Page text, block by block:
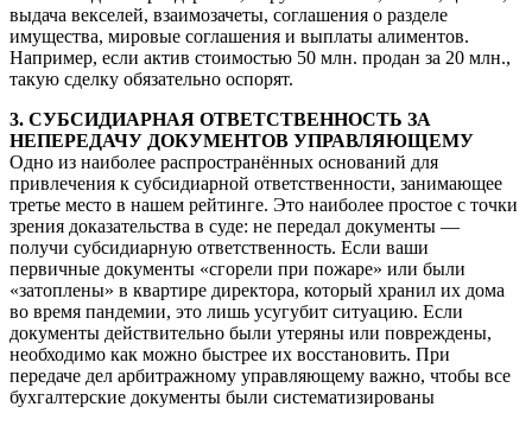
выдача векселей, взаимозачеты, соглашения о разделе
имущества, мировые соглашения и выплаты алиментов.
Например, если актив стоимостью 50 млн. продан за 20 млн.,
такую сделку обязательно оспорят.
3. СУБСИДИАРНАЯ ОТВЕТСТВЕННОСТЬ ЗА
НЕПЕРЕДАЧУ ДОКУМЕНТОВ УПРАВЛЯЮЩЕМУ
Одно из наиболее распространённых оснований для
привлечения к субсидиарной ответственности, занимающее
третье место в нашем рейтинге. Это наиболее простое с точки
зрения доказательства в суде: не передал документы —
получи субсидиарную ответственность. Если ваши
первичные документы «сгорели при пожаре» или были
«затоплены» в квартире директора, который хранил их дома
во время пандемии, это лишь усугубит ситуацию. Если
документы действительно были утеряны или повреждены,
необходимо как можно быстрее их восстановить. При
передаче дел арбитражному управляющему важно, чтобы все
бухгалтерские документы были систематизированы